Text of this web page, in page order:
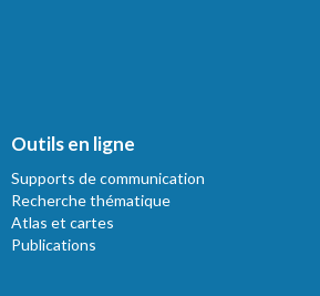
Outils en ligne
Supports de communication
Recherche thématique
Atlas et cartes
Publications